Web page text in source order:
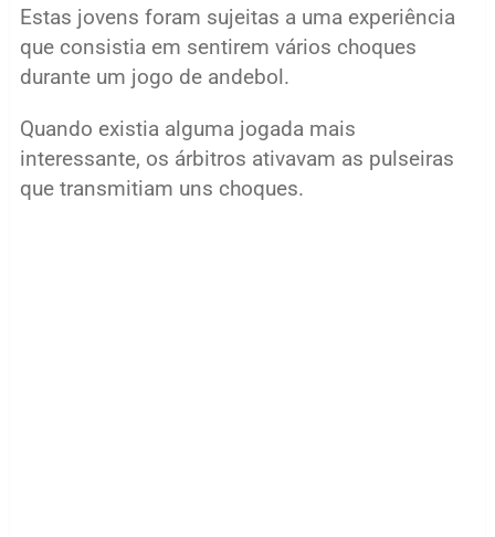
Estas jovens foram sujeitas a uma experiência
que consistia em sentirem vários choques
durante um jogo de andebol.
Quando existia alguma jogada mais
interessante, os árbitros ativavam as pulseiras
que transmitiam uns choques.